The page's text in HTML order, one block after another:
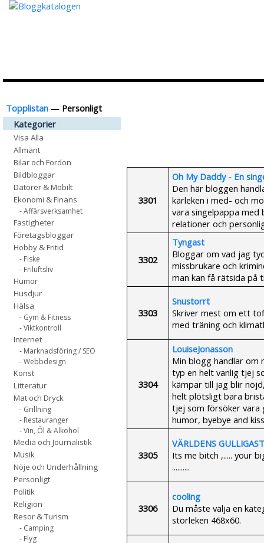
Topplistan — Personligt
Kategorier
Visa Alla
Allmänt
Bilar och Fordon
Bildbloggar
Datorer & Mobilt
Ekonomi & Finans
- Affärsverksamhet
Fastigheter
Företagsbloggar
Hobby & Fritid
- Fiske
- Friluftsliv
Humor
Husdjur
Hälsa
- Gym & Fitness
- Viktkontroll
Internet
- Marknadsföring / SEO
- Webbdesign
Konst
Litteratur
Mat och Dryck
- Grillning
- Restauranger
- Vin, Öl & Alkohol
Media och Journalistik
Musik
Nöje och Underhållning
Personligt
Politik
Religion
Resor & Turism
- Camping
- Flyg
3301
Oh My Daddy - En
Den här bloggen
kärleken i med- och
vara singelpappa
relationer och
3302
Tyngast
Bloggar om vad jag
missbrukare och
man kan få rätsida på
3303
Snustorrt
Skriver mest om ett
med träning och
3304
LouiseJonasson
Min blogg handlar om
typ en helt vanlig tjej
kämpar till jag blir
helt plötsligt bara
tjej som försöker vara
humor, byebye and
3305
VÄRLDENS
Its me bitch ,..... your
..........
3306
cooling
Du måste välja en
storleken 468x60.